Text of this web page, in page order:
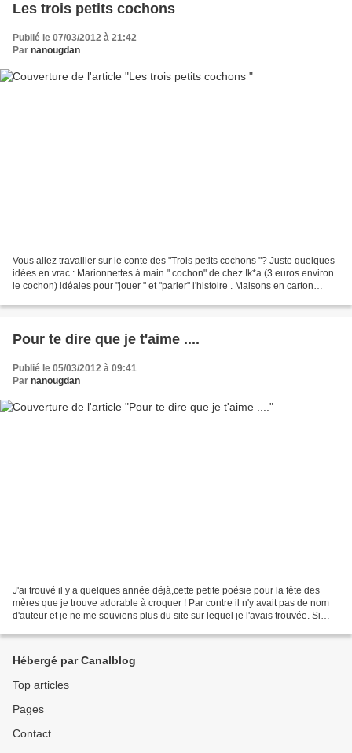
Les trois petits cochons
Publié le 07/03/2012 à 21:42
Par nanougdan
Vous allez travailler sur le conte des "Trois petits cochons "? Juste quelques
idées en vrac : Marionnettes à main " cochon" de chez Ik*a (3 euros environ
le cochon) idéales pour "jouer " et "parler" l'histoire . Maisons en carton
Pour te dire que je t'aime ....
Publié le 05/03/2012 à 09:41
Par nanougdan
J'ai trouvé il y a quelques année déjà,cette petite poésie pour la fête des
mères que je trouve adorable à croquer ! Par contre il n'y avait pas de nom
d'auteur et je ne me souviens plus du site sur lequel je l'avais trouvée. Si
Hébergé par Canalblog
Top articles
Pages
Contact